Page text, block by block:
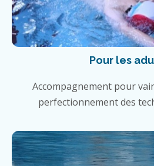
Pour les
Accompagnement pour
perfectionnement des